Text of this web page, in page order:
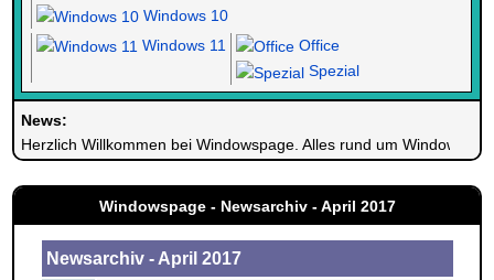
Windows 10
Windows 11
Office
Spezial
News:
Herzlich Willkommen bei Windowspage. Alles rund um Windows.
Windowspage - Newsarchiv - April 2017
Newsarchiv - April 2017